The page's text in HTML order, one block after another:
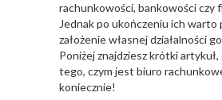
rachunkowości, bankowości czy
Jednak po ukończeniu ich warto
założenie własnej działalności
Poniżej znajdziesz krótki
tego, czym jest biuro
koniecznie!